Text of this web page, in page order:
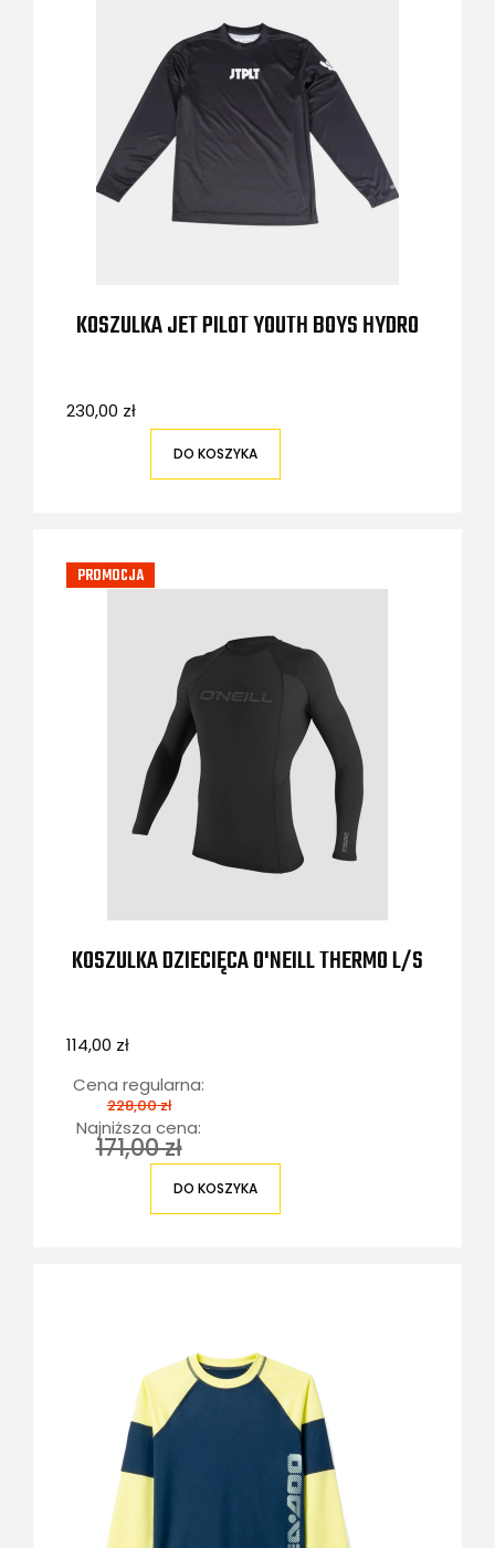
KOSZULKA JET PILOT YOUTH BOYS HYDRO
230,00 zł
DO KOSZYKA
KOSZULKA DZIECIĘCA O'NEILL THERMO L/S
114,00 zł
Cena regularna:
228,00 zł
Najniższa cena:
171,00 zł
DO KOSZYKA
PROMOCJA